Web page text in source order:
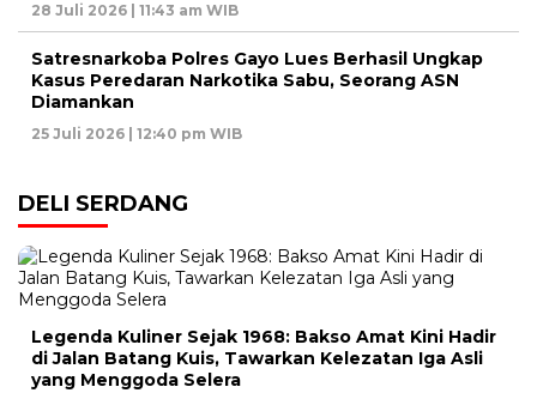
28 Juli 2026 | 11:43 am WIB
Satresnarkoba Polres Gayo Lues Berhasil Ungkap
Kasus Peredaran Narkotika Sabu, Seorang ASN
Diamankan
25 Juli 2026 | 12:40 pm WIB
DELI SERDANG
Legenda Kuliner Sejak 1968: Bakso Amat Kini Hadir
di Jalan Batang Kuis, Tawarkan Kelezatan Iga Asli
yang Menggoda Selera